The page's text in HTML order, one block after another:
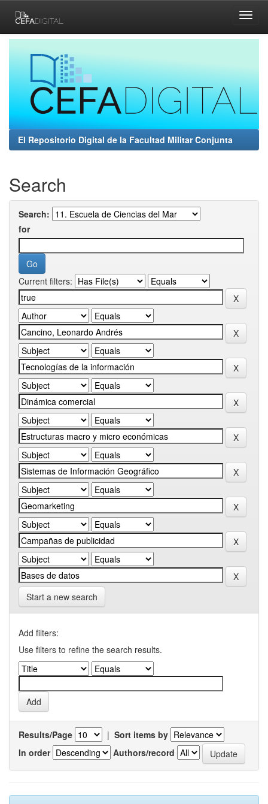
navigation
El Repositorio Digital de la Facultad Militar Conjunta
Search
Search:
for
Current filters:
Start a new search
Add filters:
Use filters to refine the search results.
Results/Page | Sort items by
In order
Authors/record